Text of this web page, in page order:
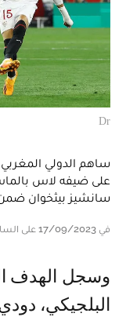
Dr
ساهم الدولي
سانشيز بيثخوان
في 17/09/2023 على الساعة 21:59
وسجل الهدف الوحيد في هدف المباراة